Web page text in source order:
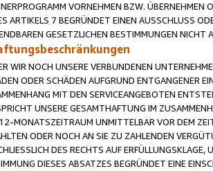
VORNEHMEN BZW. ÜBERNEHMEN
ARTIKELS 7 BEGRÜNDET EINEN AUSSCHLUSS
GESETZLICHEN BESTIMMUNGEN NICHT
WIR NOCH UNSERE VERBUNDENEN
ODER SCHÄDEN AUFGRUND ENTGANGENER
MIT DEN SERVICEANGEBOTEN
UNSERE GESAMTHAFTUNG IM
MONATSZEITRAUM UNMITTELBAR VOR DEM
ODER NOCH AN SIE ZU ZAHLENDEN
DES RECHTS AUF
DIESES ABSATZES BEGRÜNDET EINE